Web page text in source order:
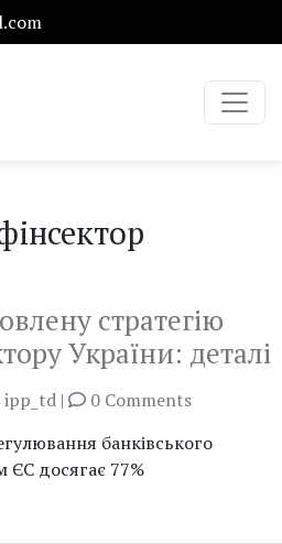
стратегію
України: деталі
ipp_td |
0 Comments
банківського
ЄС досягає 77%